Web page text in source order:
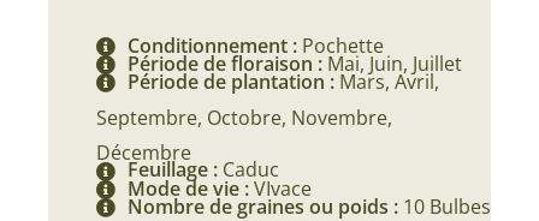
Conditionnement : Pochette
Période de floraison : Mai, Juin, Juillet
Période de plantation : Mars, Avril,
Septembre, Octobre, Novembre,
Décembre
Feuillage : Caduc
Mode de vie :VIvace
Nombre de graines ou poids : 10 Bulbes